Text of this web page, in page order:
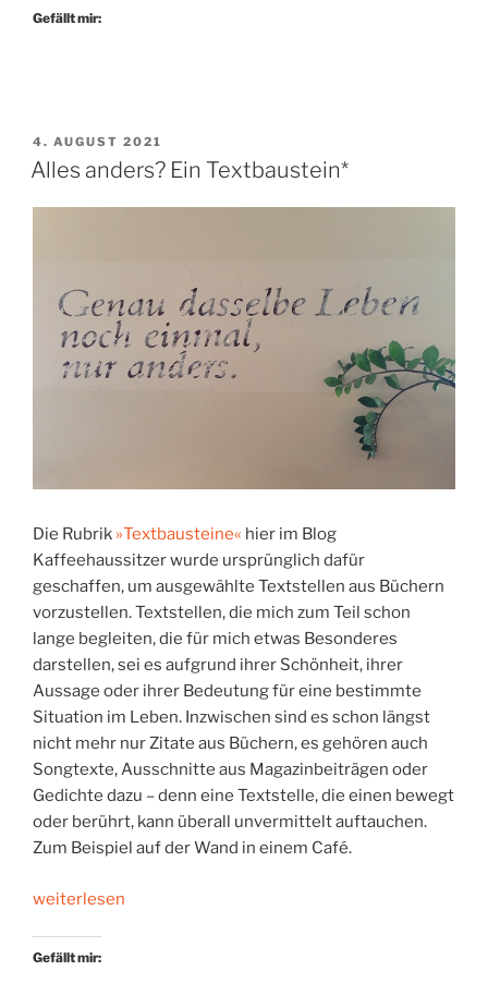
über
Textbaustein*“
Gefällt mir:
VERÖFFENTLICHT
AM
4. AUGUST 2021
Alles anders? Ein Textbaustein*
Die Rubrik »Textbausteine« hier im Blog
Kaffeehaussitzer wurde ursprünglich dafür
geschaffen, um ausgewählte Textstellen aus Büchern
vorzustellen. Textstellen, die mich zum Teil schon
lange begleiten, die für mich etwas Besonderes
darstellen, sei es aufgrund ihrer Schönheit, ihrer
Aussage oder ihrer Bedeutung für eine bestimmte
Situation im Leben. Inzwischen sind es schon längst
nicht mehr nur Zitate aus Büchern, es gehören auch
Songtexte, Ausschnitte aus Magazinbeiträgen oder
Gedichte dazu – denn eine Textstelle, die einen bewegt
oder berührt, kann überall unvermittelt auftauchen.
Zum Beispiel auf der Wand in einem Café.
„Alles
Ein
weiterlesen
Gefällt mir: